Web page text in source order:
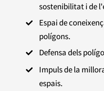
sostenibilitat i de

Espai de
polígons.
 Defensa dels

Impuls de la
espais.